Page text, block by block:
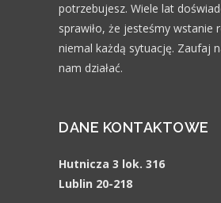
potrzebujesz. Wiele lat
sprawiło, że jesteśmy wstanie
niemal każdą sytuację. Zaufaj
nam działać.
DANE KONTAKTOWE
Hutnicza 3 lok. 316
Lublin 20-218